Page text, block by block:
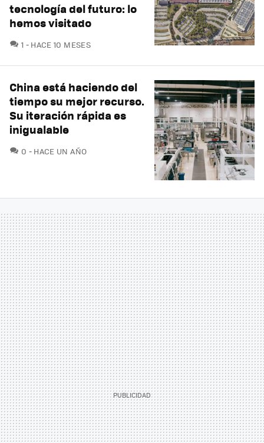
tecnología del futuro: lo
hemos visitado
1 COMENTARIOS
HACE 10 MESES
China está haciendo del
tiempo su mejor recurso.
Su iteración rápida es
inigualable
0 COMENTARIOS
HACE UN AÑO